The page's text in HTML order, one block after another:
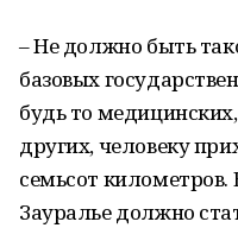
‒ Не должно быть
базовых
будь то
других, человеку
семьсот
Зауралье должно